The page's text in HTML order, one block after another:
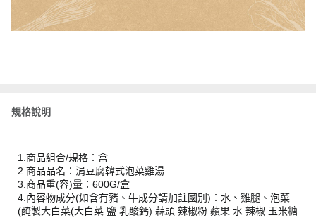
規格說明
1.商品組合/規格：盒
2.商品品名：涓豆腐韓式泡菜雞湯
3.商品重(容)量：600G/盒
4.內容物成分(如含有豬、牛成分請加註國別)：水、雞腿、泡菜
(醃製大白菜(大白菜.鹽.乳酸鈣).蒜頭.辣椒粉.蘋果.水.辣椒.玉米糖